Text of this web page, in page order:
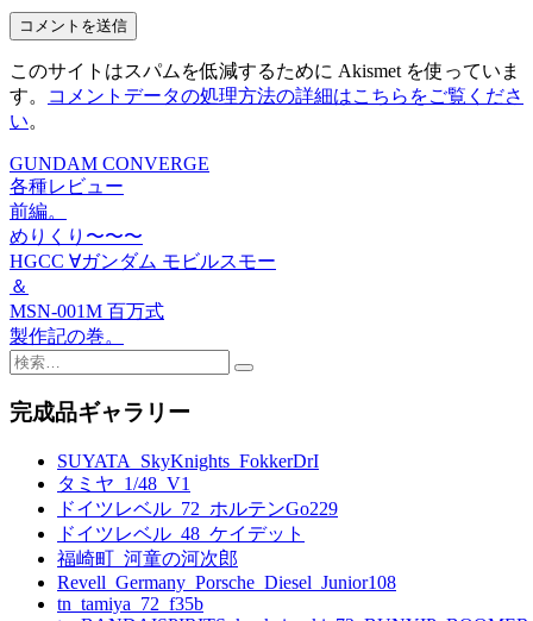
このサイトはスパムを低減するために Akismet を使っていま
す。
コメントデータの処理方法の詳細はこちらをご覧くださ
い。
投
稿
ナ
ビ
ゲ
ー
シ
GUNDAM CONVERGE
各種レビュー
前編。
めりくり〜〜〜
HGCC ∀ガンダム モビルスモー
＆
MSN-001M 百万式
製作記の巻。
検
完成品ギャラリー
SUYATA_SkyKnights_FokkerDrI
タミヤ_1/48_V1
ドイツレベル_72_ホルテンGo229
ドイツレベル_48_ケイデット
福崎町_河童の河次郎
Revell_Germany_Porsche_Diesel_Junior108
tn_tamiya_72_f35b